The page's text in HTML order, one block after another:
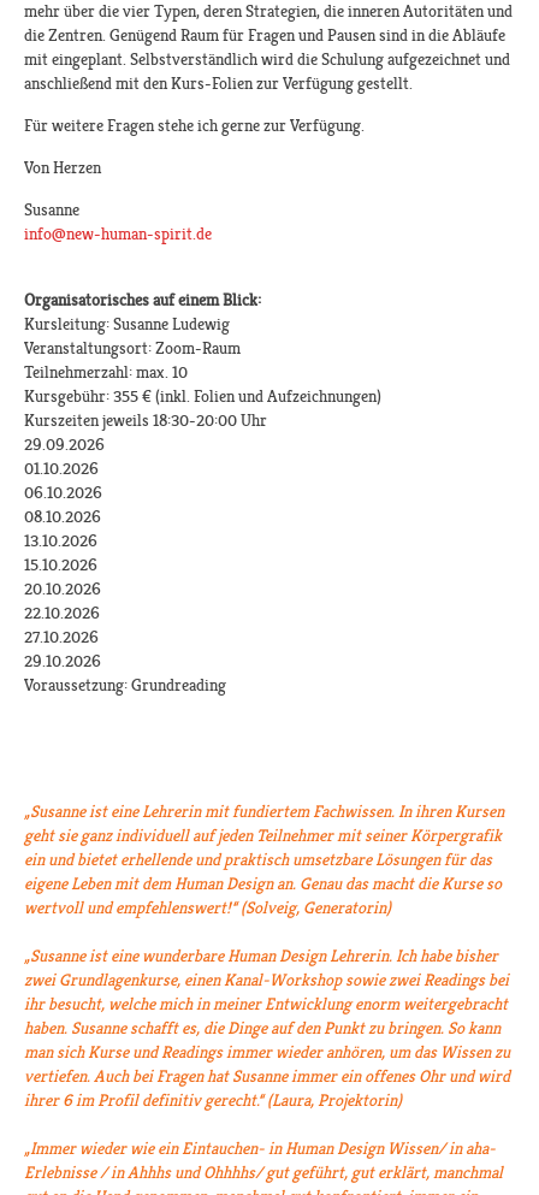
mehr über die vier Typen, deren Strategien, die inneren Autoritäten und
die Zentren. Genügend Raum für Fragen und Pausen sind in die Abläufe
mit eingeplant. Selbstverständlich wird die Schulung aufgezeichnet und
anschließend mit den Kurs-Folien zur Verfügung gestellt.
Für weitere Fragen stehe ich gerne zur Verfügung.
Von Herzen
Susanne
info@new-human-spirit.de
Organisatorisches auf einem Blick:
Kursleitung: Susanne Ludewig
Veranstaltungsort: Zoom-Raum
Teilnehmerzahl: max. 10
Kursgebühr: 355 € (inkl. Folien und Aufzeichnungen)
Kurszeiten jeweils 18:30-20:00 Uhr
29.09.2026
01.10.2026
06.10.2026
08.10.2026
13.10.2026
15.10.2026
20.10.2026
22.10.2026
27.10.2026
29.10.2026
Voraussetzung: Grundreading
„Susanne ist eine Lehrerin mit fundiertem Fachwissen. In ihren Kursen
geht sie ganz individuell auf jeden Teilnehmer mit seiner Körpergrafik
ein und bietet erhellende und praktisch umsetzbare Lösungen für das
eigene Leben mit dem Human Design an. Genau das macht die Kurse so
wertvoll und empfehlenswert!“ (Solveig, Generatorin)
„Susanne ist eine wunderbare Human Design Lehrerin. Ich habe bisher
zwei Grundlagenkurse, einen Kanal-Workshop sowie zwei Readings bei
ihr besucht, welche mich in meiner Entwicklung enorm weitergebracht
haben. Susanne schafft es, die Dinge auf den Punkt zu bringen. So kann
man sich Kurse und Readings immer wieder anhören, um das Wissen zu
vertiefen. Auch bei Fragen hat Susanne immer ein offenes Ohr und wird
ihrer 6 im Profil definitiv gerecht.“ (Laura, Projektorin)
„Immer wieder wie ein Eintauchen- in Human Design Wissen/ in aha-
Erlebnisse / in Ahhhs und Ohhhhs/ gut geführt, gut erklärt, manchmal